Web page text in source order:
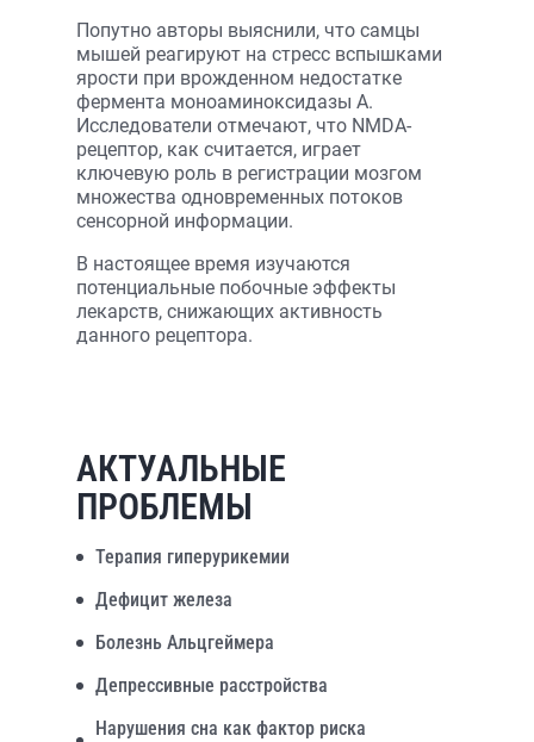
Попутно авторы выяснили, что самцы
мышей реагируют на стресс вспышками
ярости при врожденном недостатке
фермента моноаминоксидазы А.
Исследователи отмечают, что NMDA-
рецептор, как считается, играет
ключевую роль в регистрации мозгом
множества одновременных потоков
сенсорной информации.
В настоящее время изучаются
потенциальные побочные эффекты
лекарств, снижающих активность
данного рецептора.
АКТУАЛЬНЫЕ
ПРОБЛЕМЫ
Терапия гиперурикемии
Дефицит железа
Болезнь Альцгеймера
Депрессивные расстройства
Нарушения сна как фактор риска